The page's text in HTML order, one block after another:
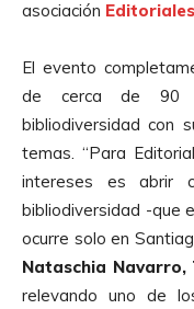
asociación
El evento
de cerca de 90
bibliodiversidad con
temas. “Para
intereses es abrir
bibliodiversidad -que
ocurre solo en
Nataschia Navarro,
relevando uno de